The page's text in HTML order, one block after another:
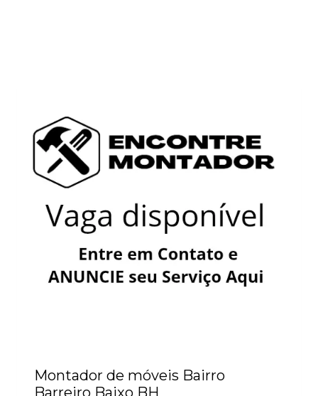
Montador de móveis Bairro
Barreiro Baixo BH